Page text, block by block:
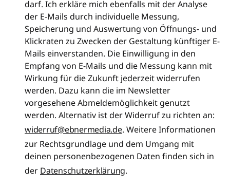
darf. Ich erkläre mich ebenfalls mit der Analyse
der E-Mails durch individuelle Messung,
Speicherung und Auswertung von Öffnungs- und
Klickraten zu Zwecken der Gestaltung künftiger E-
Mails einverstanden. Die Einwilligung in den
Empfang von E-Mails und die Messung kann mit
Wirkung für die Zukunft jederzeit widerrufen
werden. Dazu kann die im Newsletter
vorgesehene Abmeldemöglichkeit genutzt
werden. Alternativ ist der Widerruf zu richten an:
widerruf@ebnermedia.de. Weitere Informationen
zur Rechtsgrundlage und dem Umgang mit
deinen personenbezogenen Daten finden sich in
der Datenschutzerklärung.